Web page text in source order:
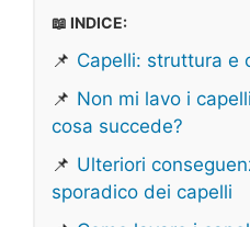
📖 INDICE:
📌 Capelli: struttura e
📌 Non mi lavo i
cosa succede?
📌 Ulteriori
sporadico dei capelli